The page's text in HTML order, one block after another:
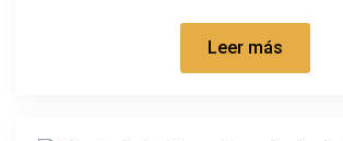
Leer más